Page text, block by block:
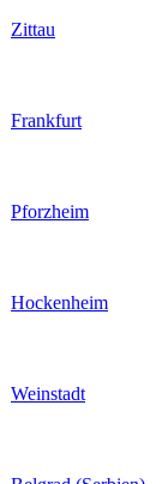
Zittau
Frankfurt
Pforzheim
Hockenheim
Weinstadt